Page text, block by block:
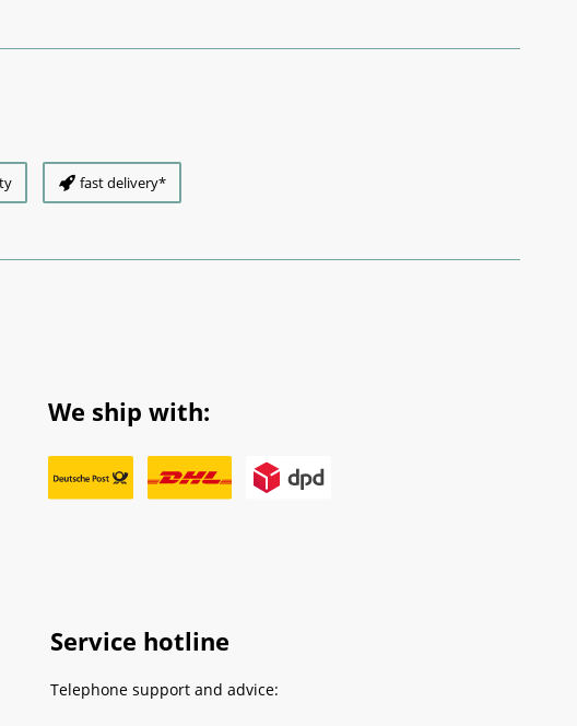
fast delivery*
We ship with:
Service hotline
Telephone support and advice: